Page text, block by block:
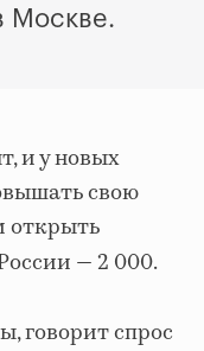
Москве.
и у новых
свою
открыть
— 2 000.
говорит спрос